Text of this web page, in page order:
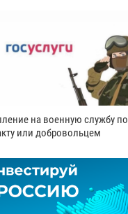
на военную службу по
или добровольцем